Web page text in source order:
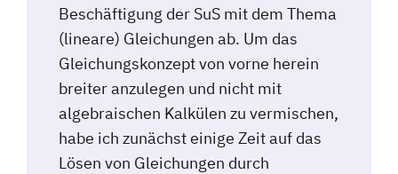
Beschäftigung der SuS mit dem Thema
(lineare) Gleichungen ab. Um das
Gleichungskonzept von vorne herein
breiter anzulegen und nicht mit
algebraischen Kalkülen zu vermischen,
habe ich zunächst einige Zeit auf das
Lösen von Gleichungen durch